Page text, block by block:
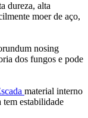
dureza, alta
moer de aço,
nosing
dos fungos e pode
material interno
estabilidade